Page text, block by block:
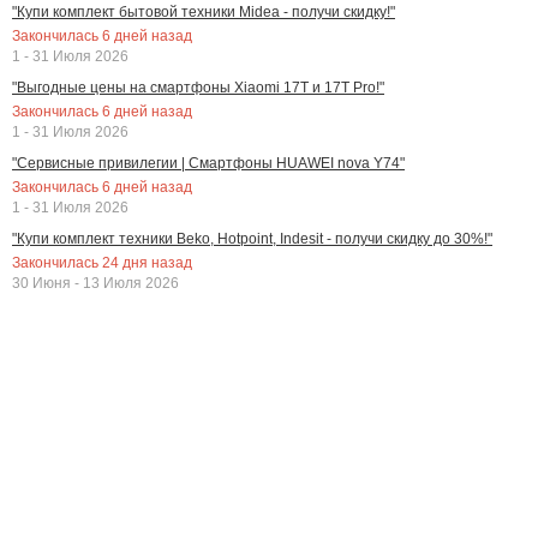
"Купи комплект бытовой техники Midea - получи скидку!"
Закончилась 6 дней назад
1 - 31 Июля 2026
"Выгодные цены на смартфоны Xiaomi 17T и 17T Pro!"
Закончилась 6 дней назад
1 - 31 Июля 2026
"Сервисные привилегии | Смартфоны HUAWEI nova Y74"
Закончилась 6 дней назад
1 - 31 Июля 2026
"Купи комплект техники Beko, Hotpoint, Indesit - получи скидку до 30%!"
Закончилась 24 дня назад
30 Июня - 13 Июля 2026